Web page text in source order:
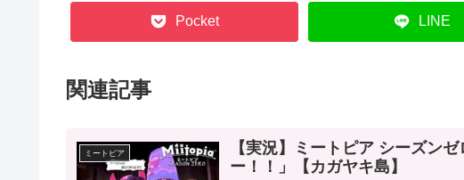
Pocket LINE
関連記事
ミートピア
【実況】ミートピア シーズン
ー！！」【カガヤキ島】